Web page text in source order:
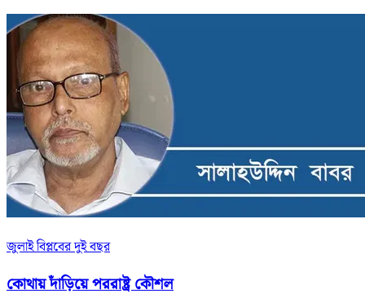
জুলাই বিপ্লবের দুই বছর
কোথায় দাঁড়িয়ে পররাষ্ট্র কৌশল